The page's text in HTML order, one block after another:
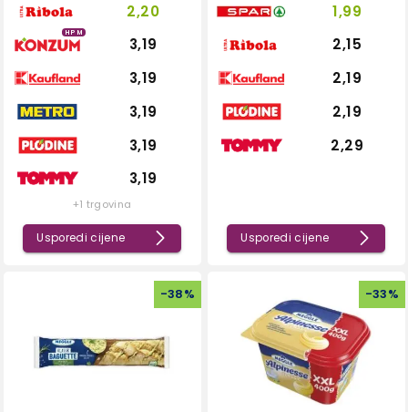
2,20
HPM
3,19
3,19
3,19
3,19
3,19
+1 trgovina
Usporedi cijene
1,99
2,15
2,19
2,19
2,29
Usporedi cijene
-38% -33%